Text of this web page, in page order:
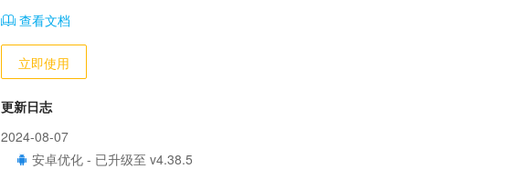
查看文档
立即使用
更新日志
2024-08-07
安卓优化 - 已升级至 v4.38.5